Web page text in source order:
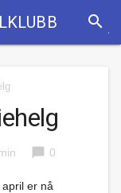
search
chat_bubble 0
er nå